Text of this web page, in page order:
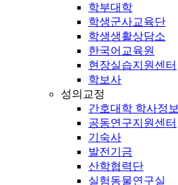
학부대학
학생군사교육단
학생생활상담소
한국어교육원
현장실습지원센터
학보사
성의교정
간호대학 학사정보
공동연구지원센터
기숙사
발전기금
산학협력단
실험동물연구실